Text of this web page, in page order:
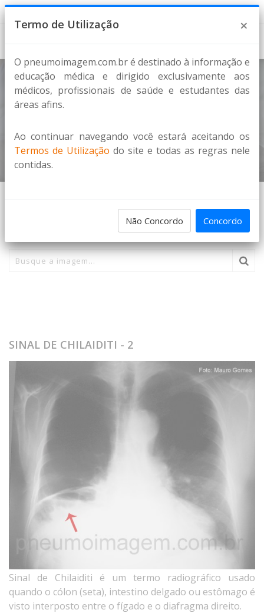
SINAL DE CHILAIDITI - 2
Home Imagens DIVERSOS
PESQUISA DE IMAGENS
SINAL DE CHILAIDITI - 2
Sinal de Chilaiditi é um termo radiográfico usado
quando o cólon (seta), intestino delgado ou estômago é
visto interposto entre o fígado e o diafragma direito.
×
Termo de Utilização
O pneumoimagem.com.br é destinado à informação e
educação médica e dirigido exclusivamente aos
médicos, profissionais de saúde e estudantes das
áreas afins.
Ao continuar navegando você estará aceitando os
Termos de Utilização do site e todas as regras nele
contidas.
Não Concordo Concordo